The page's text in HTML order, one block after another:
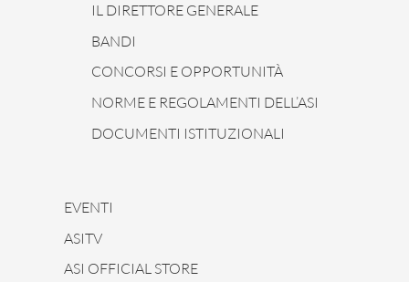
IL DIRETTORE GENERALE
BANDI
CONCORSI E OPPORTUNITÀ
NORME E REGOLAMENTI DELL’ASI
DOCUMENTI ISTITUZIONALI
EVENTI
ASITV
ASI OFFICIAL STORE